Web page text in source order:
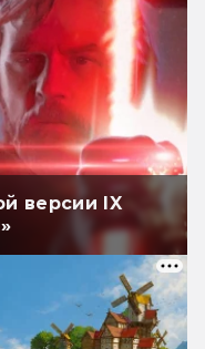
версии IX